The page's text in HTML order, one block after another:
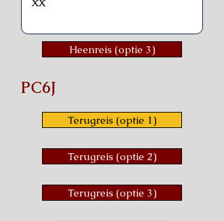
Heenreis (optie 3)
PC6J
Terugreis (optie 1)
Terugreis (optie 2)
Terugreis (optie 3)